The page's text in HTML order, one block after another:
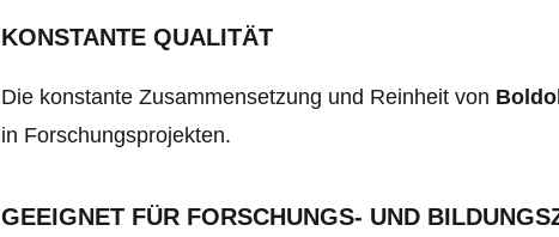
KONSTANTE QUALITÄT
Die konstante Zusammensetzung und Reinheit von
in Forschungsprojekten.
GEEIGNET FÜR FORSCHUNGS- UND